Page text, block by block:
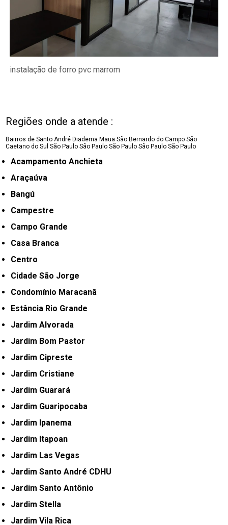
instalação de forro pvc marrom
Regiões onde a atende :
Bairros de Santo André Diadema Maua São Bernardo do Campo São
Caetano do SulSão Paulo São Paulo São Paulo São Paulo São Paulo
Acampamento Anchieta
Araçaúva
Bangú
Campestre
Campo Grande
Casa Branca
Centro
Cidade São Jorge
Condomínio Maracanã
Estância Rio Grande
Jardim Alvorada
Jardim Bom Pastor
Jardim Cipreste
Jardim Cristiane
Jardim Guarará
Jardim Guaripocaba
Jardim Ipanema
Jardim Itapoan
Jardim Las Vegas
Jardim Santo André CDHU
Jardim Santo Antônio
Jardim Stella
Jardim Vila Rica